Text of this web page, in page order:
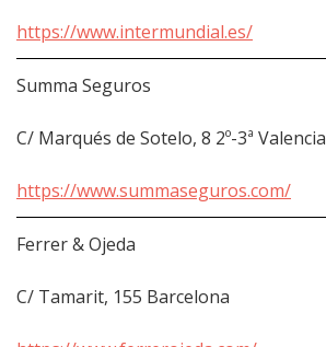
https://www.intermundial.es/
Summa Seguros
C/ Marqués de Sotelo, 8 2º-3ª Valencia
https://www.summaseguros.com/
Ferrer & Ojeda
C/ Tamarit, 155 Barcelona